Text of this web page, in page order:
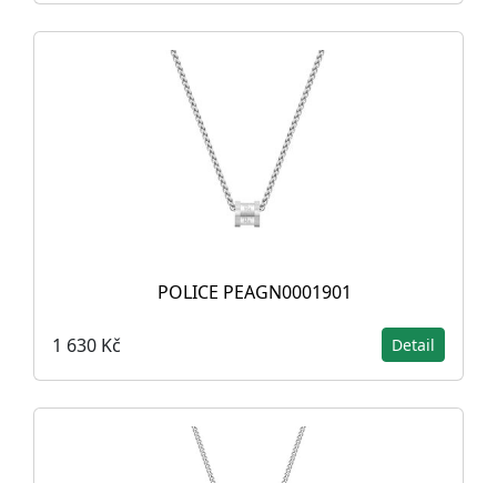
POLICE PEAGN0001901
1 630 Kč Detail